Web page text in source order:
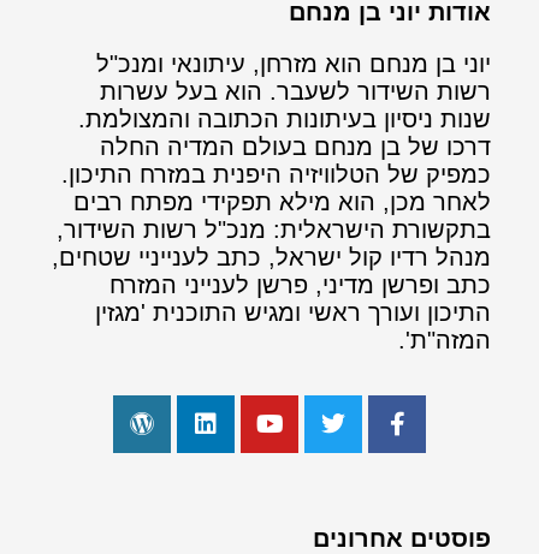
אודות יוני בן מנחם
יוני בן מנחם הוא מזרחן, עיתונאי ומנכ"ל
רשות השידור לשעבר. הוא בעל עשרות
שנות ניסיון בעיתונות הכתובה והמצולמת.
דרכו של בן מנחם בעולם המדיה החלה
כמפיק של הטלוויזיה היפנית במזרח התיכון.
לאחר מכן, הוא מילא תפקידי מפתח רבים
בתקשורת הישראלית: מנכ"ל רשות השידור,
מנהל רדיו קול ישראל, כתב לענייניי שטחים,
כתב ופרשן מדיני, פרשן לענייני המזרח
התיכון ועורך ראשי ומגיש התוכנית 'מגזין
המזה"ת'.
פוסטים אחרונים